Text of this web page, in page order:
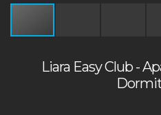
Liara Easy Club -